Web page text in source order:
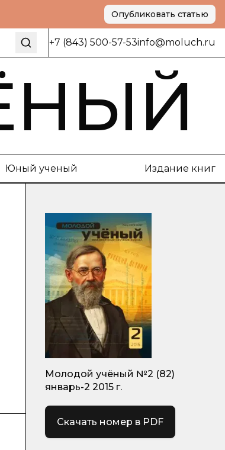
Опубликовать статью
+7 (843) 500-57-53info@moluch.ru
Юный ученый Издание книг
Молодой учёный №2 (82)
январь-2 2015 г.
Скачать номер в PDF